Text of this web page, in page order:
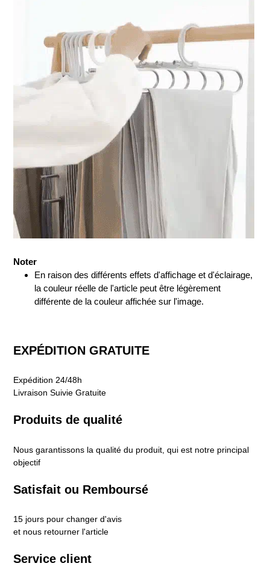
Noter
En raison des différents effets d'affichage et d'éclairage,
la couleur réelle de l'article peut être légèrement
différente de la couleur affichée sur l'image.
EXPÉDITION GRATUITE
Expédition 24/48h
Livraison Suivie Gratuite
Produits de qualité
Nous garantissons la qualité du produit, qui est notre principal
objectif
Satisfait ou Remboursé
15 jours pour changer d'avis
et nous retourner l'article
Service client